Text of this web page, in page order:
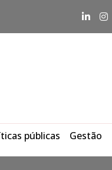
públicas Gestão